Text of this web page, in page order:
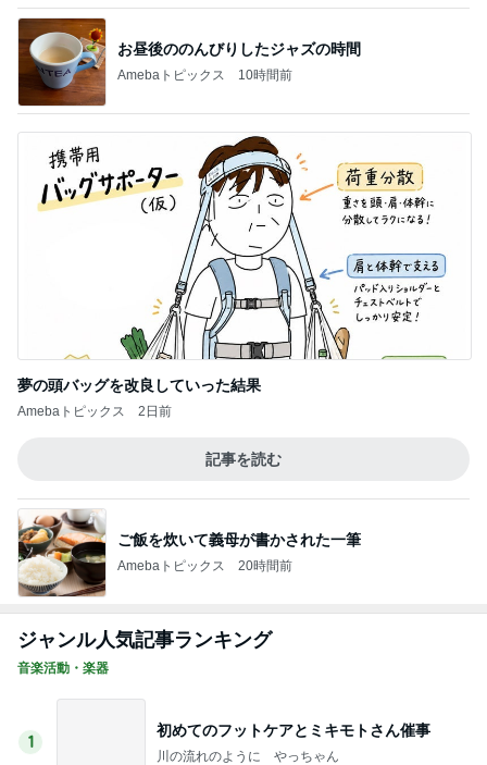
お昼後ののんびりしたジャズの時間
Amebaトピックス 10時間前
夢の頭バッグを改良していった結果
Amebaトピックス 2日前
記事を読む
ご飯を炊いて義母が書かされた一筆
Amebaトピックス 20時間前
ジャンル人気記事ランキング
音楽活動・楽器
1
初めてのフットケアとミキモトさん催事
川の流れのように やっちゃん